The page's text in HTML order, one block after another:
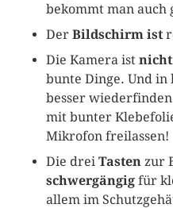
bekommt man
Der Bildschirm ist
Die Kamera ist
bunte Dinge. Und
besser
mit bunter
Mikrofon freilassen!
Die drei Tastenzur
schwergängigfür
allem im